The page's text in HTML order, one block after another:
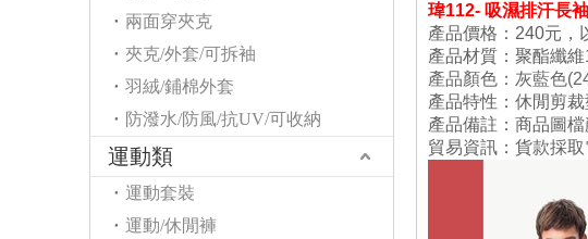
兩面穿夾克
夾克/外套/可拆袖
羽絨/鋪棉外套
防潑水/防風/抗UV/可收納
運動類
運動套裝
運動/休閒褲
瑋112- 吸濕排汗長
產品價格：240元，
產品材質： 聚酯纖維
產品顏色 ： 灰藍色
產品特性： 休閒剪裁
產品備註：商品圖
貿易資訊：貨款採